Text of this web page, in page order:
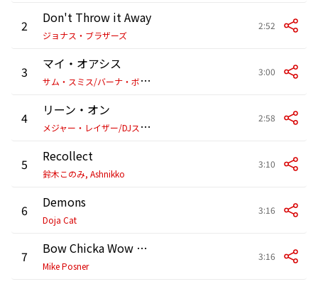
2 Don't Throw it Away
ジョナス・ブラザーズ
2:52
3
マイ・オアシス
サ
ム・スミス/バーナ・ボーイ
3:00
4
リーン・オン
メ
ジャー・レイザー/DJスネイク/ムー
2:58
5 Recollect
鈴木このみ, Ashnikko
3:10
6 Demons
Doja Cat
3:16
7 Bow Chicka Wow Wow
Mike Posner
3:16